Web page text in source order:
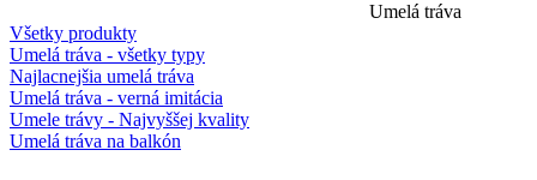
Umelá tráva
Všetky produkty
Umelá tráva - všetky typy
Najlacnejšia umelá tráva
Umelá tráva - verná imitácia
Umele trávy - Najvyššej kvality
Umelá tráva na balkón